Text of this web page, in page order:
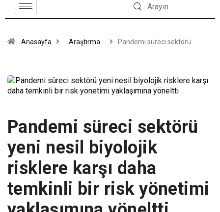
Anasayfa Araştırma Pandemi süreci sektörü…
Pandemi süreci sektörü
yeni nesil biyolojik
risklere karşı daha
temkinli bir risk yönetimi